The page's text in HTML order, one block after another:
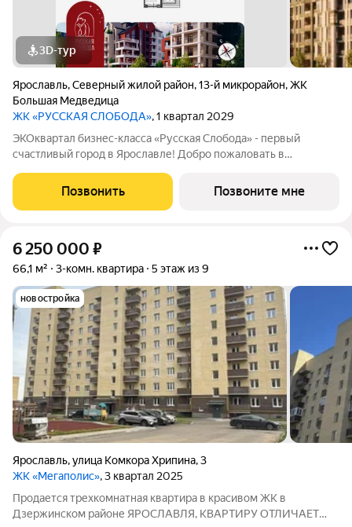
3D-тур
Ярославль,Северный жилой район,13-й микрорайон,ЖК
Большая Медведица
ЖК «РУССКАЯ СЛОБОДА», 1 квартал 2029
ЭКОквартал бизнес-класса «Русская Слобода» - первый
счастливый город в Ярославле! Добро пожаловать в
русской душой ЭКОквартал «Русская Слобода», формирующий
среду нового качества жизни в
Позвонить Позвоните мне
6 250 000 ₽
66,1 м² 3-комн. квартира 5 этаж из 9
новостройка
Ярославль,улица Комкора Хрипина,3
ЖК «Мегаполис», 3 квартал 2025
Продается трехкомнатная квартира в красивом ЖК в
Дзержинском районе ЯРОСЛАВЛЯ, КВАРТИРУ ОТЛИЧАЕТ